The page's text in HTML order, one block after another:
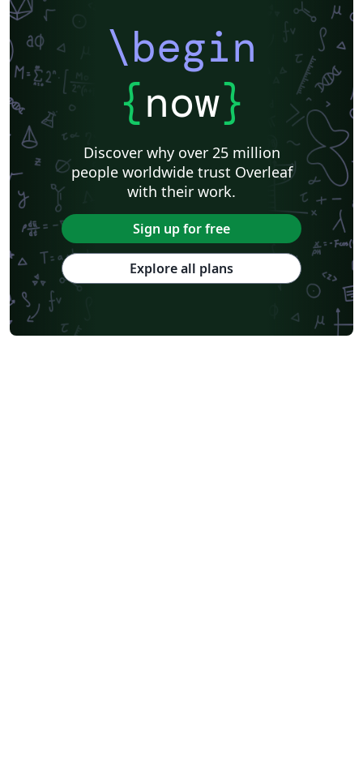
\begin
{now}
Discover why over 25 million
people worldwide trust Overleaf
with their work.
Sign up for free
Explore all plans